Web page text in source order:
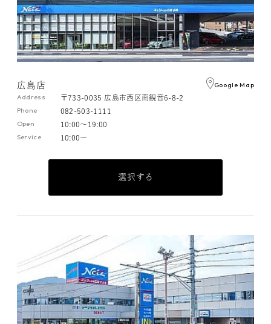
広島店
Address 〒733-0035 広島市西区南観音6-8-2
Phone 082-503-1111
Open 10:00～19:00
Service 10:00～
Google Map
選択する